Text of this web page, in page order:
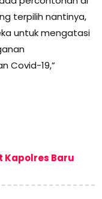
terpilih nantinya,
untuk mengatasi
Covid-19,”
Kapolres Baru